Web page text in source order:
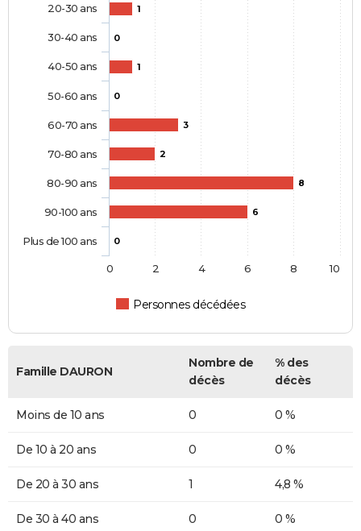
1
0
1
0
3
2
8
6
0
Personnes décédées
20-30 ans
30-40 ans
40-50 ans
50-60 ans
60-70 ans
70-80 ans
80-90 ans
90-100 ans
Plus de 100 ans
0 2 4 6 8 10
Famille DAURON
Nombre de
décès
% des
décès
Moins de 10 ans 0 0 %
De 10 à 20 ans 0 0 %
De 20 à 30 ans 1 4,8 %
De 30 à 40 ans 0 0 %